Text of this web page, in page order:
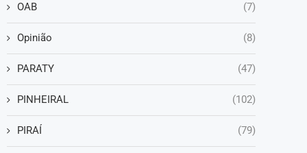
OAB (7)
Opinião (8)
PARATY (47)
PINHEIRAL (102)
PIRAÍ (79)